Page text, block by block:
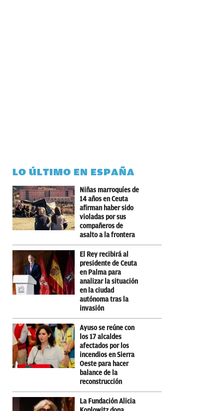
LO ÚLTIMO EN ESPAÑA
Niñas marroquíes de
14 años en Ceuta
afirman haber sido
violadas por sus
compañeros de
asalto a la frontera
El Rey recibirá al
presidente de Ceuta
en Palma para
analizar la situación
en la ciudad
autónoma tras la
invasión
Ayuso se reúne con
los 17 alcaldes
afectados por los
incendios en Sierra
Oeste para hacer
balance de la
reconstrucción
La Fundación Alicia